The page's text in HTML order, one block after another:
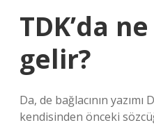
TDK’da
gelir?
Da, de bağlacının yazımı
kendisinden önceki